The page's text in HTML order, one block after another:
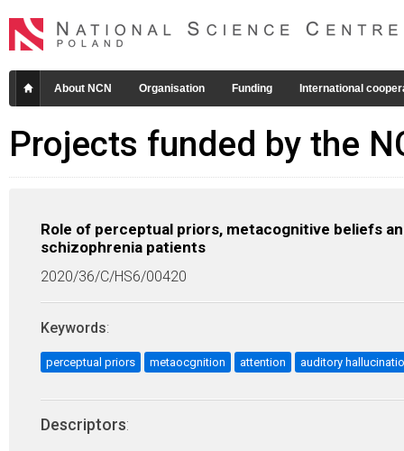
About NCN Organisation Funding International
Projects funded by the
Role of perceptual priors, metacognitive beliefs
schizophrenia patients
2020/36/C/HS6/00420
Keywords:
perceptual priors metaocgnition attention auditory
Descriptors: